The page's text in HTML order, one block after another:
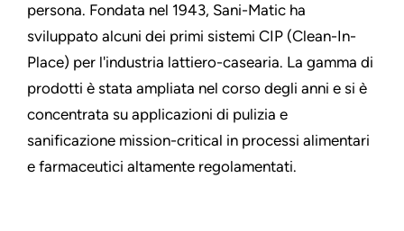
persona. Fondata nel 1943, Sani-Matic ha
sviluppato alcuni dei primi sistemi CIP (Clean-In-
Place) per l'industria lattiero-casearia. La gamma di
prodotti è stata ampliata nel corso degli anni e si è
concentrata su applicazioni di pulizia e
sanificazione mission-critical in processi alimentari
e farmaceutici altamente regolamentati.